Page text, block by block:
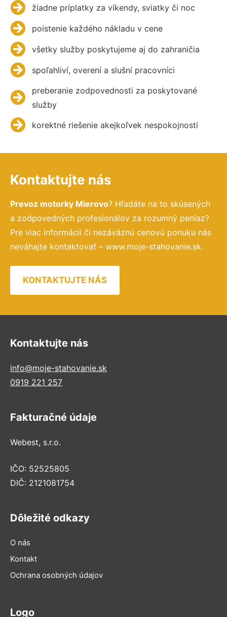
žiadne príplatky za víkendy, sviatky či noc
poistenie každého nákladu v cene
všetky služby poskytujeme aj do zahraničia
spoľahliví, overení a slušní pracovníci
preberanie zodpovednosti za poskytované
služby
korektné riešenie akejkoľvek nespokojnosti
Kontaktujte nás
Prevoz motorky Mierovo? Hľadáte na to skúsených
a zodpovedných profesionálov za rozumný peniaz?
Pre viac informácií či nezáväznú cenovú ponuku nás
neváhajte kontaktovať – www.moje-stahovanie.sk.
KONTAKTUJTE NÁS
Kontaktujte nás
info@moje-stahovanie.sk
0919 221 257
Fakturačné údaje
Webest, s.r.o.
IČO: 52525805
DIČ: 2121081754
Dôležité odkazy
O nás
Kontakt
Ochrana osobných údajov
Logo